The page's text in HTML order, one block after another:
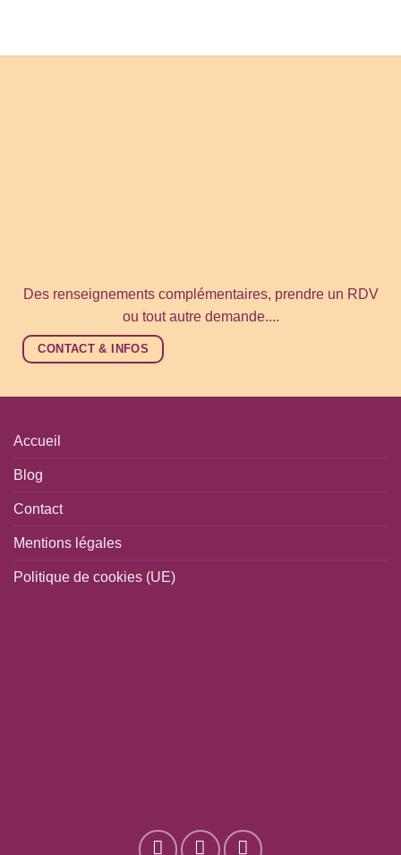
Des renseignements complémentaires, prendre un RDV
ou tout autre demande....
CONTACT & INFOS
Accueil
Blog
Contact
Mentions légales
Politique de cookies (UE)